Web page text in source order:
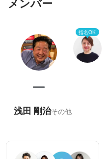
メンバー
指名OK
浅田 剛治その他